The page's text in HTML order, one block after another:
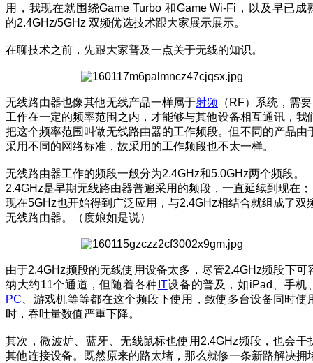
用，我现在就围绕Game Turbo 和Game Wi-Fi，以及早已成
的2.4GHz/5GHz 双频优选技术跟大家展示展示。
在聊技术之前，先跟大家普及一点关于无线的知识。
无线路由器也像其他无线产品一样属于射频 （RF）系统，需要
工作在一定的频率范围之内，才能够与其他设备相互通讯，我
把这个频率范围叫做无线路由器的工作频段。但不同的产品由
采用不同的网络标准，故采用的工作频段也不太一样。
无线路由器工作的频段一般分为2.4GHz和5.0GHz两个频段。
2.4GHz是早期无线路由器普遍采用的频段，一直延续到现在；
现在5GHz也开始得到广泛应用，与2.4GHz相结合就组成了双
无线路由器。（度娘如是说）
由于2.4GHz频段的无线使用设备太多，尽管2.4GHz频段下可
纳大约11个通道，但随着各种 IT设备的普及，如iPad、手机
PC 、游戏机等等都在这个频段下使用，致使多台设备同时使
时，吞吐量数值严重下降。
其次，微波炉、蓝牙、无线鼠标也使用2.4GHz频段，也会干
其他连接设备。既然原来的路太堵，那么就修一条新路解决拥